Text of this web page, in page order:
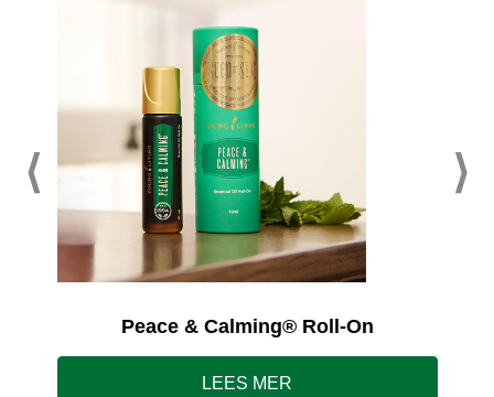
Peace & Calming® Roll-On
LEES MER